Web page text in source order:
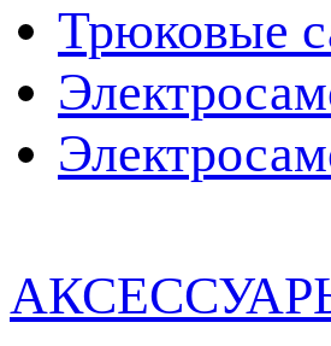
Трюковые